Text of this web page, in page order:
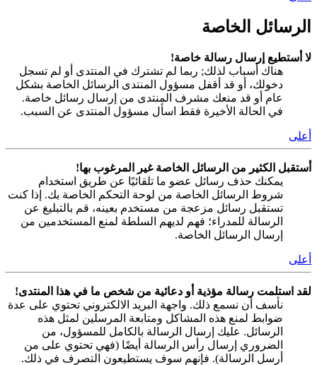
الرسائل الخاصة
لا أستطيع إرسال رسالة خاصة!
هناك أسباب لذلك; ربما لم تشترك في المنتدى أو لم تسجل
دخولك، أو قد أقفل مسؤول المنتدى الرسائل الخاصة بشكل
عام أو قد منعك مشرف المنتدى من إرسال رسائل خاصة.
في الحالة الأخيرة فقط اسأل مسؤول المنتدى عن السبب.
أعلى
أستقبل الكثير من الرسائل الخاصة غير المرغوب بها!
يمكنك حذف رسائل عضو ما تلقائيًا عن طريق استخدام
شروط الرسائل الخاصة من لوحة التحكم الخاصة بك. إذا كنت
تستقبل رسائل مزعجة من مستخدم بعينه، قم بالتبليغ عن
الرسالة للمدراء؛ فهم لديهم السلطة لمنع المستخدمين من
إرسال الرسائل الخاصة.
أعلى
لقد استلمت رسالة مؤذية أو دعائية من شخص ما في هذا المنتدى!
نأسف أن نسمع ذلك. واجهة البريد الالكتروني تحتوي على عدة
ضوابط لمنع هذه المشاكل ومتابعة المرسلين لمثل هذه
الرسائل. عليك إرسال الرسالة بالكامل للمسؤول، من
الضروري إرسال رأس الرسالة أيضًا (فهي تحتوي على من
أرسل الرسالة). فإنهم سوف يستطيعون التصرف في ذلك.